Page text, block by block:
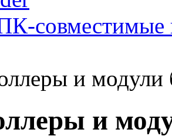
совместимые
и модули
и